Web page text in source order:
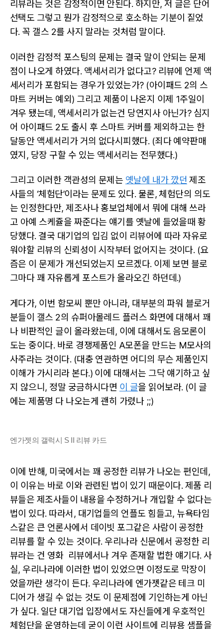
리뷰라는 것은 감정적이면 안된다. 하지만, 저 글은 단어
선택도 그렇고 뭔가 감정적으로 호소하는 기분이 짙었
다. 꼭 갤스 2를 사지 말라는 것처럼 말이다.
이러한 감정적 포스팅의 문제는 결국 말이 안되는 문제
점이 나오게 하였다. 액세서리가 없다고? 리뷰에 언제 액
세서리가 포함되는 경우가 있었는가? (아이패드 2의 스
마트 커버는 예외) 그리고 제품이 나온지 이제 1주일이
겨우 됐는데, 액세서리가 없는건 당연지사 아닌가? 심지
어 아이패드 2도 출시 후 스마트 커버를 제외하고는 한
달동안 액세서리가 거의 없다시피했다. (죄다 예약판매
였지, 당장 구할 수 있는 액세서리는 전무했다.)
그리고 이러한 객관성의 문제는 옛날에 내가 깠던 제조
사들의 ‘체험단’이라는 문제도 있다. 물론, 체험단의 의도
는 인정한다만, 제조사나 홍보업체에서 뭐에 대해 쓰라
고 아예 스케쥴을 짜준다는 얘기를 옛날에 들었을때 황
당했다. 결국 대기업의 입김 없이 리뷰어에 따라 자유로
워야할 리뷰의 신뢰성이 시작부터 없어지는 것이다. (요
즘은 이 문제가 개선되었는지 모르겠다. 이제 보면 블로
그마다 꽤 자유롭게 포스트가 올라오긴 하던데.)
게다가, 이번 함모씨 뿐만 아니라, 대부분의 파워 블로거
분들이 갤스 2의 슈퍼아몰레드 플러스 화면에 대해서 꽤
나 비판적인 글이 올라왔는데, 이에 대해서도 음모론이
도는 중이다. 바로 경쟁제품인 A모폰을 만드는 M모사의
사주라는 것이다. (대충 연관하면 어디의 무슨 제품인지
이해가 가시리라 본다.) 이에 대해서는 그닥 얘기하고 싶
지 않으니, 정말 궁금하시다면 이 글을 읽어보라. (이 글
에는 제품명 다 나오는게 괜히 가렸나 ;;)
엔가젯의 갤럭시 S II 리뷰 카드
이에 반해, 미국에서는 꽤 공정한 리뷰가 나오는 편인데,
이 이유는 바로 이와 관련된 법이 있기 때문이다. 제품 리
뷰들은 제조사들이 내용을 수정하거나 개입할 수 없다는
법이 있다. 따라서, 대기업들의 언플도 힘들고, 뉴욕타임
스같은 큰 언론사에서 데이빗 포그같은 사람이 공정한
리뷰를 할 수 있는 것이다. 우리나라 신문에서 공정한 리
뷰라는 건 영화 리뷰에서나 겨우 존재할 법한 얘기다. 사
실, 우리나라에 이러한 법이 있었으면 이정도로 막장이
었을까란 생각이 든다. 우리나라에 엔가젯같은 테크 미
디어가 생길 수 없는 것도 이 문제점에 기인하는게 아닌
가 싶다. 일단 대기업 입장에서도 자신들에게 우호적인
체험단을 운영하는데 굳이 이런 사이트에 리뷰용 샘플을